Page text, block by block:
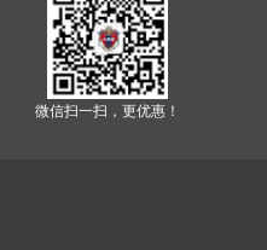
微信扫一扫，更优惠！